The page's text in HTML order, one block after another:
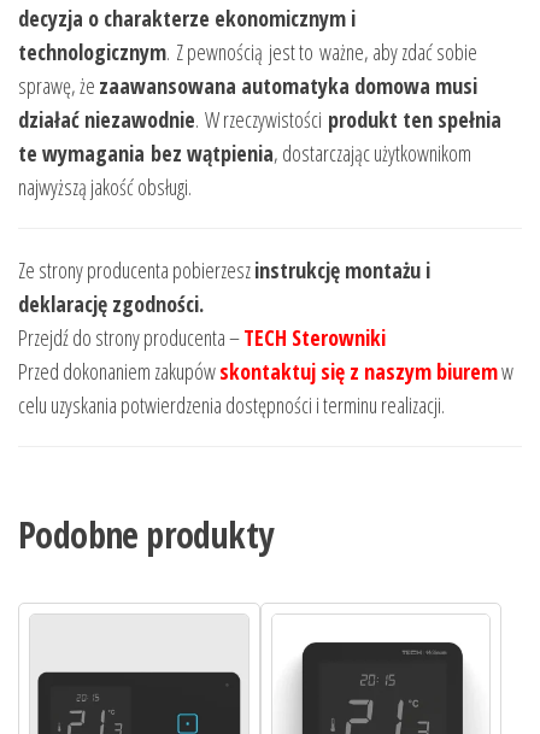
decyzja o charakterze ekonomicznym i
technologicznym. Z pewnością jest to ważne, aby zdać sobie
sprawę, że zaawansowana automatyka domowa musi
działać niezawodnie. W rzeczywistości produkt ten spełnia
te wymagania bez wątpienia, dostarczając użytkownikom
najwyższą jakość obsługi.
Ze strony producenta pobierzeszinstrukcję montażu i
deklarację zgodności.
Przejdź do strony producenta –TECH Sterowniki
Przed dokonaniem zakupówskontaktuj się z naszym biuremw
celu uzyskania potwierdzenia dostępności i terminu realizacji.
Podobne produkty